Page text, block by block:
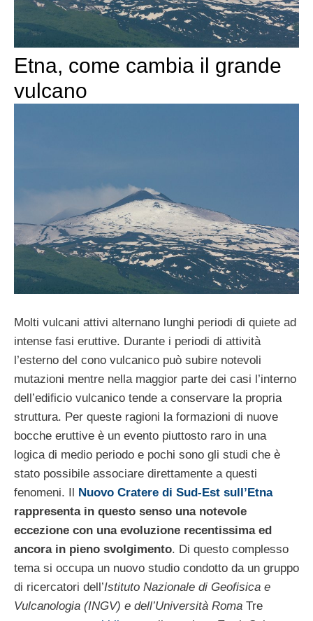
Etna, come cambia il grande
vulcano
Molti vulcani attivi alternano lunghi periodi di quiete ad
intense fasi eruttive. Durante i periodi di attività
l’esterno del cono vulcanico può subire notevoli
mutazioni mentre nella maggior parte dei casi l’interno
dell’edificio vulcanico tende a conservare la propria
struttura. Per queste ragioni la formazioni di nuove
bocche eruttive è un evento piuttosto raro in una
logica di medio periodo e pochi sono gli studi che è
stato possibile associare direttamente a questi
fenomeni. Il Nuovo Cratere di Sud-Est sull’Etna
rappresenta in questo senso una notevole
eccezione con una evoluzione recentissima ed
ancora in pieno svolgimento. Di questo complesso
tema si occupa un nuovo studio condotto da un gruppo
di ricercatori dell’Istituto Nazionale di Geofisica e
Vulcanologia (INGV) e dell’Università Roma Tre